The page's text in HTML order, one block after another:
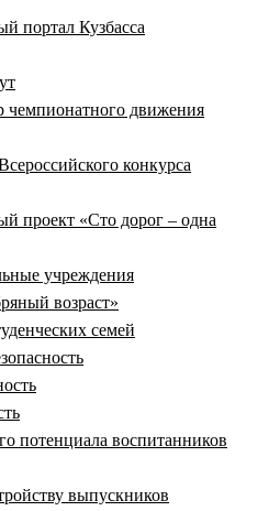
портал Кузбасса
чемпионатного движения
конкурса
проект «Сто дорог – одна
учреждения
возраст»
семей
потенциала воспитанников
выпускников